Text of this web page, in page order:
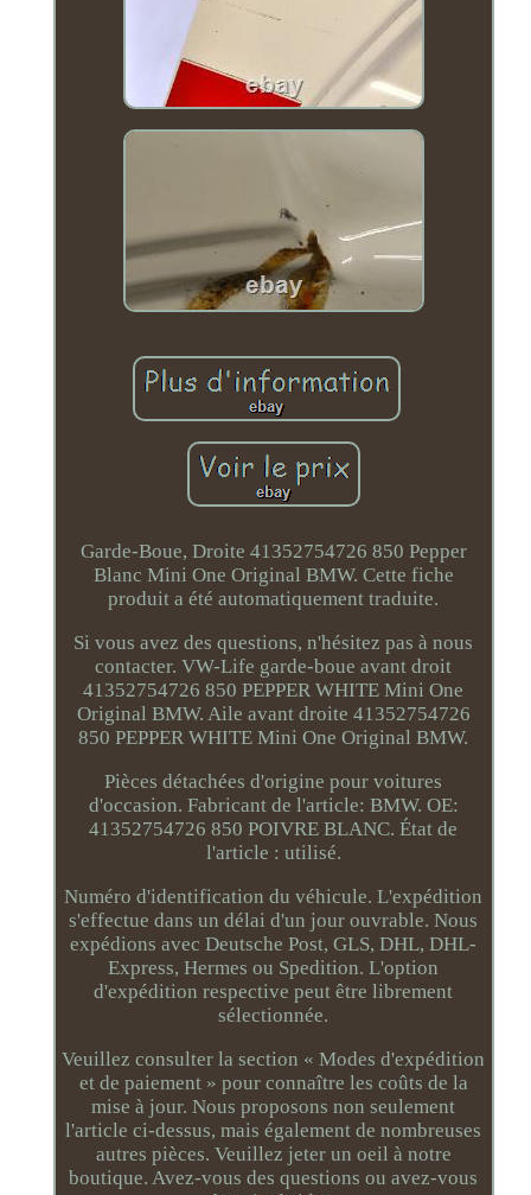
Garde-Boue, Droite 41352754726 850 Pepper
Blanc Mini One Original BMW. Cette fiche
produit a été automatiquement traduite.
Si vous avez des questions, n'hésitez pas à nous
contacter. VW-Life garde-boue avant droit
41352754726 850 PEPPER WHITE Mini One
Original BMW. Aile avant droite 41352754726
850 PEPPER WHITE Mini One Original BMW.
Pièces détachées d'origine pour voitures
d'occasion. Fabricant de l'article: BMW. OE:
41352754726 850 POIVRE BLANC. État de
l'article : utilisé.
Numéro d'identification du véhicule. L'expédition
s'effectue dans un délai d'un jour ouvrable. Nous
expédions avec Deutsche Post, GLS, DHL, DHL-
Express, Hermes ou Spedition. L'option
d'expédition respective peut être librement
sélectionnée.
Veuillez consulter la section « Modes d'expédition
et de paiement » pour connaître les coûts de la
mise à jour. Nous proposons non seulement
l'article ci-dessus, mais également de nombreuses
autres pièces. Veuillez jeter un oeil à notre
boutique. Avez-vous des questions ou avez-vous